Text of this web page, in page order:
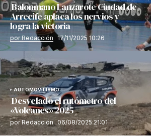
Balonmano Lanzarote Ciudad de
Arrecife aplaca los nervios y
logra la victoria
por Redacción 17/11/2025 10:26
AUTOMOVILISMO
Desvelado el rutómetro del
«Volcanes» 2025
por Redacción 06/08/2025 21:01